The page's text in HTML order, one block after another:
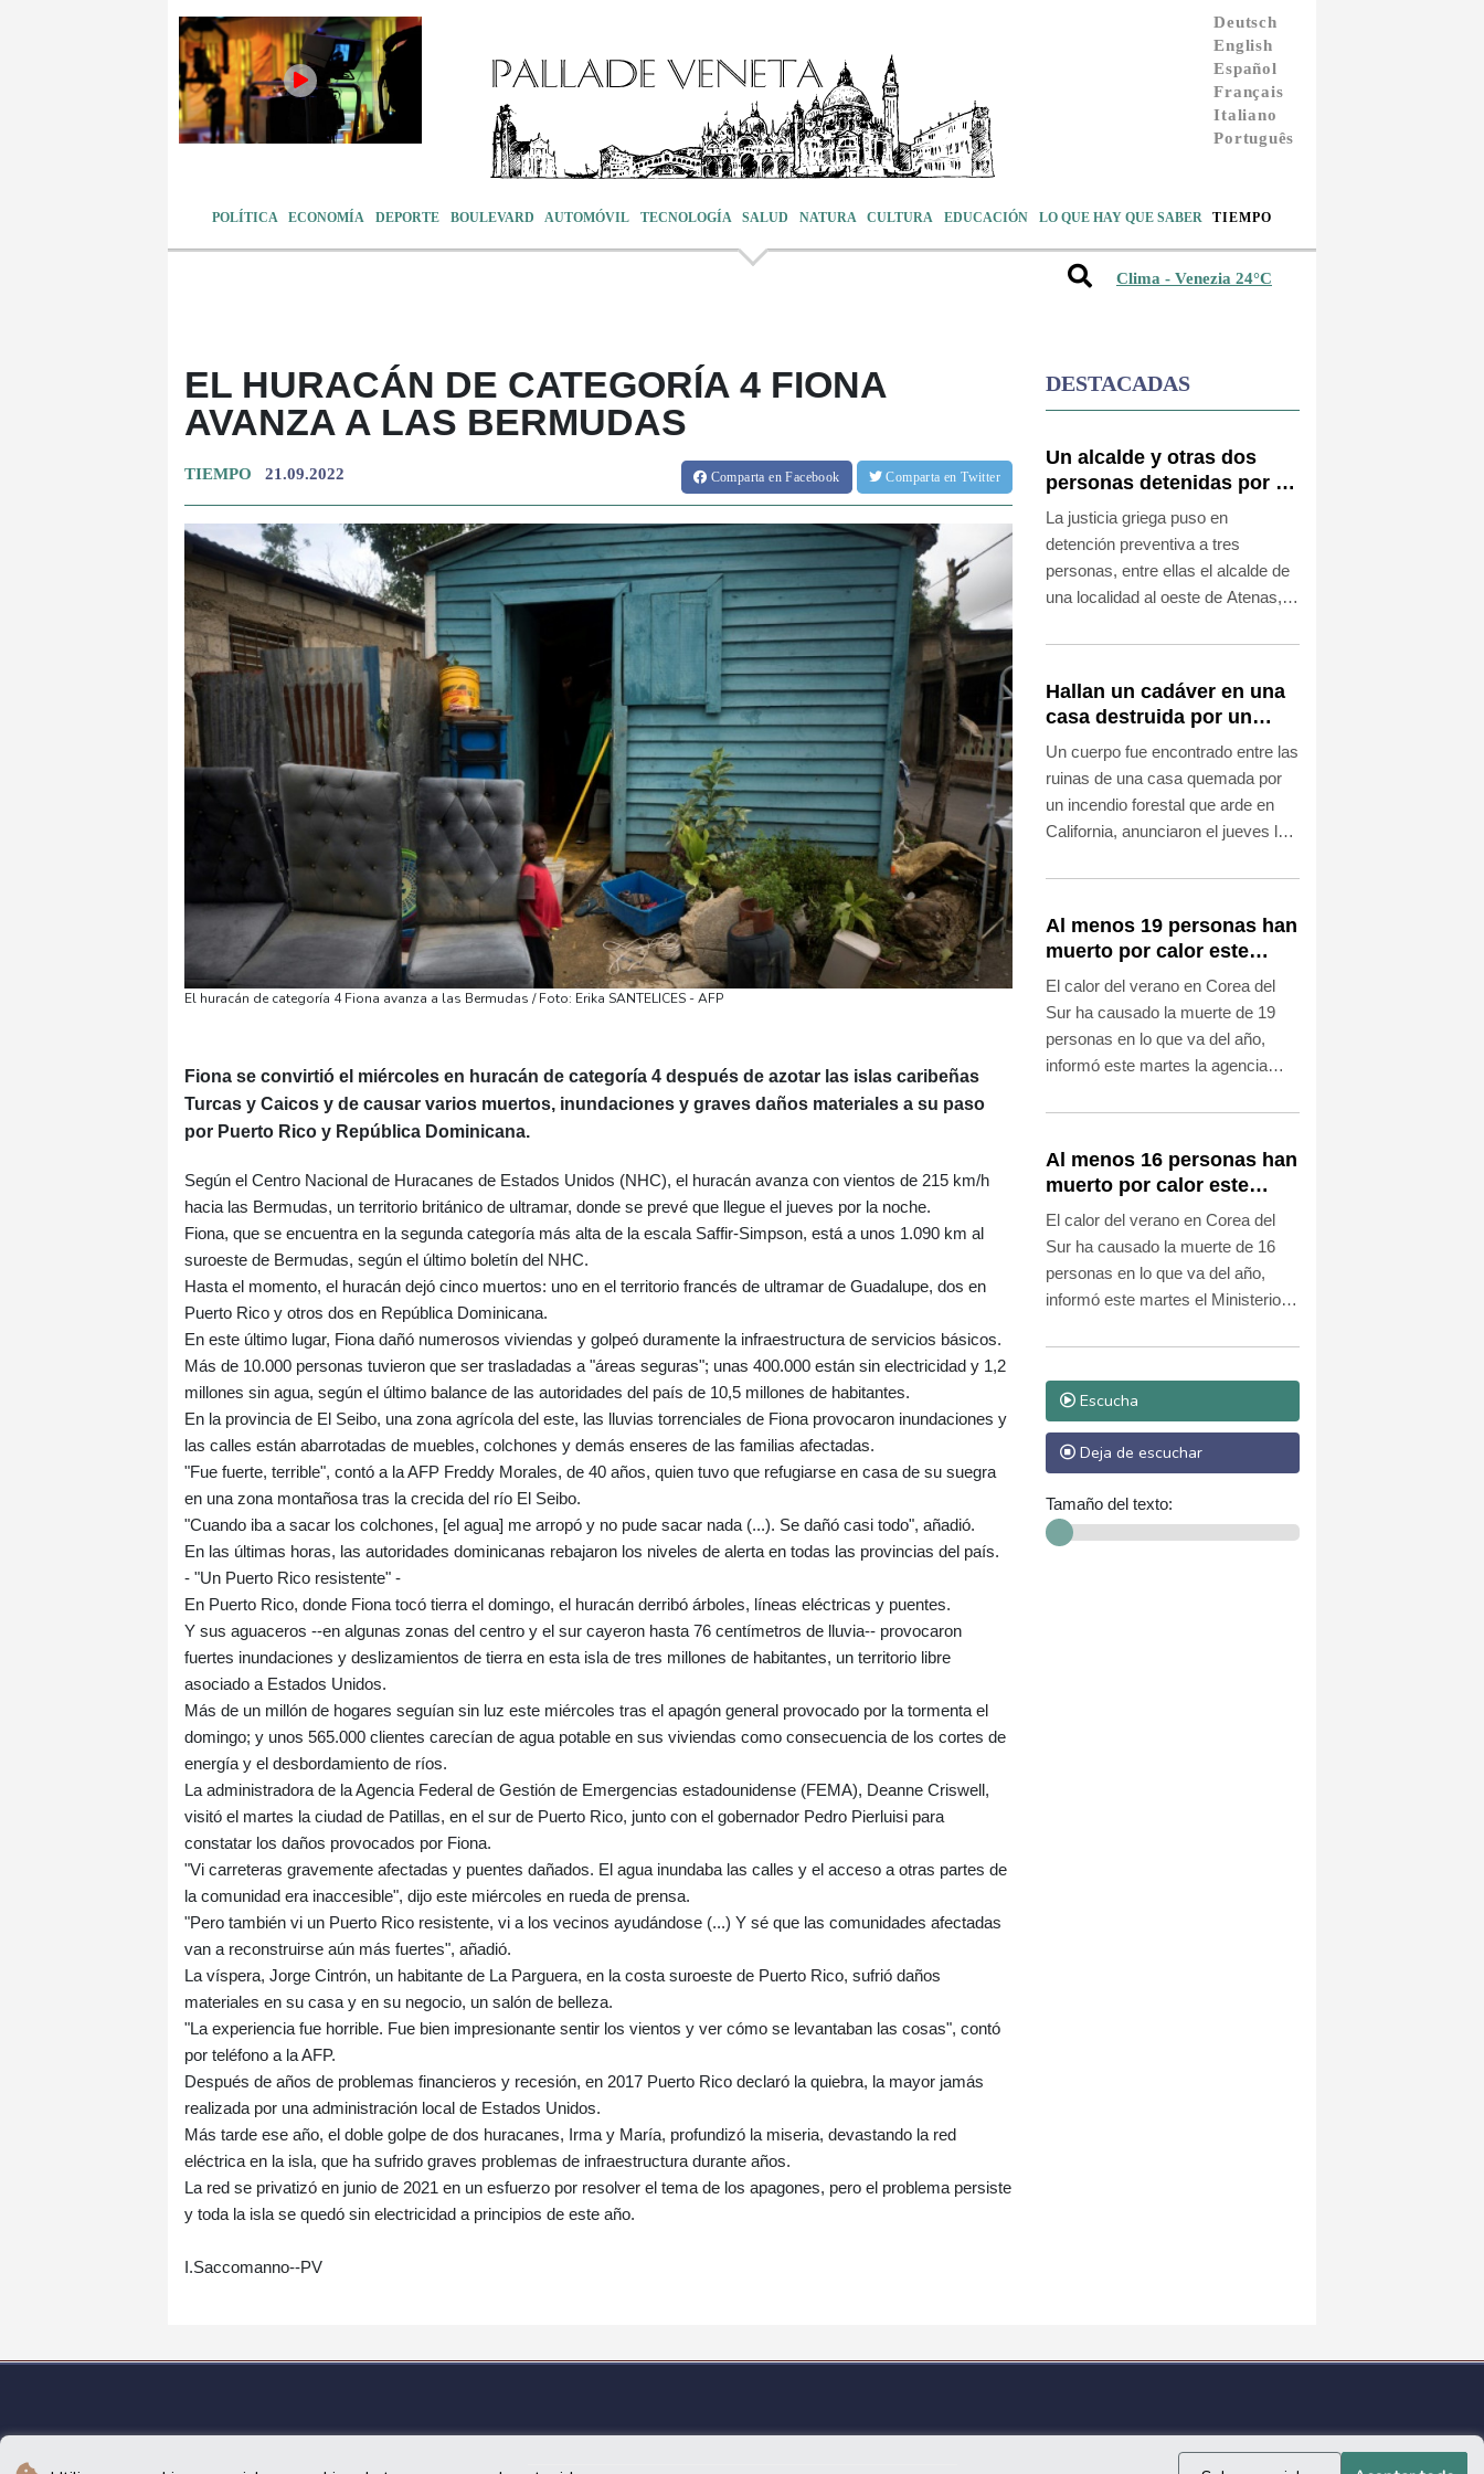
Deutsch
English
Español
Français
Italiano
Português
POLÍTICA ECONOMÍA DEPORTE BOULEVARD AUTOMÓVIL TECNOLOGÍA SALUD NATURA CULTURA EDUCACIÓN LO QUE HAY QUE SABER TIEMPO
Clima - Venezia 24°C
EL HURACÁN DE CATEGORÍA 4 FIONA
AVANZA A LAS BERMUDAS
TIEMPO 21.09.2022 Compartaen Facebook Comparta en Twitter
El huracán de categoría 4 Fiona avanza a las Bermudas / Foto: Erika SANTELICES - AFP
Fiona se convirtió el miércoles en huracán de categoría 4 después de azotar las islas caribeñas
Turcas y Caicos y de causar varios muertos, inundaciones y graves daños materiales a su paso
por Puerto Rico y República Dominicana.
Según el Centro Nacional de Huracanes de Estados Unidos (NHC), el huracán avanza con vientos de 215 km/h
hacia las Bermudas, un territorio británico de ultramar, donde se prevé que llegue el jueves por la noche.
Fiona, que se encuentra en la segunda categoría más alta de la escala Saffir-Simpson, está a unos 1.090 km al
suroeste de Bermudas, según el último boletín del NHC.
Hasta el momento, el huracán dejó cinco muertos: uno en el territorio francés de ultramar de Guadalupe, dos en
Puerto Rico y otros dos en República Dominicana.
En este último lugar, Fiona dañó numerosos viviendas y golpeó duramente la infraestructura de servicios básicos.
Más de 10.000 personas tuvieron que ser trasladadas a "áreas seguras"; unas 400.000 están sin electricidad y 1,2
millones sin agua, según el último balance de las autoridades del país de 10,5 millones de habitantes.
En la provincia de El Seibo, una zona agrícola del este, las lluvias torrenciales de Fiona provocaron inundaciones y
las calles están abarrotadas de muebles, colchones y demás enseres de las familias afectadas.
"Fue fuerte, terrible", contó a la AFP Freddy Morales, de 40 años, quien tuvo que refugiarse en casa de su suegra
en una zona montañosa tras la crecida del río El Seibo.
"Cuando iba a sacar los colchones, [el agua] me arropó y no pude sacar nada (...). Se dañó casi todo", añadió.
En las últimas horas, las autoridades dominicanas rebajaron los niveles de alerta en todas las provincias del país.
- "Un Puerto Rico resistente" -
En Puerto Rico, donde Fiona tocó tierra el domingo, el huracán derribó árboles, líneas eléctricas y puentes.
Y sus aguaceros --en algunas zonas del centro y el sur cayeron hasta 76 centímetros de lluvia-- provocaron
fuertes inundaciones y deslizamientos de tierra en esta isla de tres millones de habitantes, un territorio libre
asociado a Estados Unidos.
Más de un millón de hogares seguían sin luz este miércoles tras el apagón general provocado por la tormenta el
domingo; y unos 565.000 clientes carecían de agua potable en sus viviendas como consecuencia de los cortes de
energía y el desbordamiento de ríos.
La administradora de la Agencia Federal de Gestión de Emergencias estadounidense (FEMA), Deanne Criswell,
visitó el martes la ciudad de Patillas, en el sur de Puerto Rico, junto con el gobernador Pedro Pierluisi para
constatar los daños provocados por Fiona.
"Vi carreteras gravemente afectadas y puentes dañados. El agua inundaba las calles y el acceso a otras partes de
la comunidad era inaccesible", dijo este miércoles en rueda de prensa.
"Pero también vi un Puerto Rico resistente, vi a los vecinos ayudándose (...) Y sé que las comunidades afectadas
van a reconstruirse aún más fuertes", añadió.
La víspera, Jorge Cintrón, un habitante de La Parguera, en la costa suroeste de Puerto Rico, sufrió daños
materiales en su casa y en su negocio, un salón de belleza.
"La experiencia fue horrible. Fue bien impresionante sentir los vientos y ver cómo se levantaban las cosas", contó
por teléfono a la AFP.
Después de años de problemas financieros y recesión, en 2017 Puerto Rico declaró la quiebra, la mayor jamás
realizada por una administración local de Estados Unidos.
Más tarde ese año, el doble golpe de dos huracanes, Irma y María, profundizó la miseria, devastando la red
eléctrica en la isla, que ha sufrido graves problemas de infraestructura durante años.
La red se privatizó en junio de 2021 en un esfuerzo por resolver el tema de los apagones, pero el problema persiste
y toda la isla se quedó sin electricidad a principios de este año.
I.Saccomanno--PV
DESTACADAS
Un alcalde y otras dos
personas detenidas por el
incendio cerca de Atenas
La justicia griega puso en
detención preventiva a tres
personas, entre ellas el alcalde de
una localidad al oeste de Atenas,
que arrasó en esa región más de
semana.
Hallan un cadáver en una
casa destruida por un
fuerte incendio en
California
Un cuerpo fue encontrado entre las
ruinas de una casa quemada por
un incendio forestal que arde en
California, anunciaron el jueves las
oeste de Estados Unidos.
Al menos 19 personas han
muerto por calor este
verano en Corea del Sur
El calor del verano en Corea del
Sur ha causado la muerte de 19
personas en lo que va del año,
informó este martes la agencia
asiático afronta una fuerte ola de
Al menos 16 personas han
muerto por calor este
verano en Corea del Sur
El calor del verano en Corea del
Sur ha causado la muerte de 16
personas en lo que va del año,
informó este martes el Ministerio
asiático afronta una fuerte ola de
altas temperaturas.
Escucha
Deja de escuchar
Tamaño del texto: